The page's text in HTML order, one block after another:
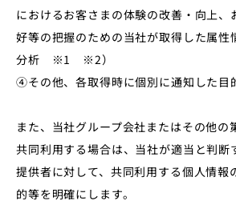
におけるお客さまの体験の改善・向上、
好等の把握のための当社が取得した属性
分析 ※1 ※2）
④その他、各取得時に個別に通知した目
また、当社グループ会社またはその他の
共同利用する場合は、当社が適当と判断
提供者に対して、共同利用する個人情報
的等を明確にします。